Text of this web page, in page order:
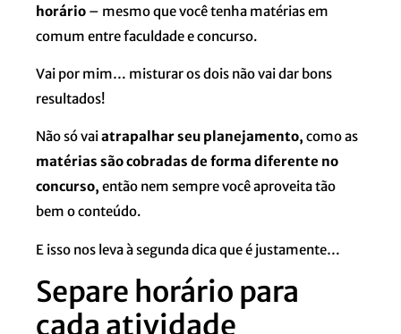
horário – mesmo que você tenha matérias em
comum entre faculdade e concurso.
Vai por mim… misturar os dois não vai dar bons
resultados!
Não só vaiatrapalhar seu planejamento, como as
matérias são cobradas de forma diferente no
concurso, então nem sempre você aproveita tão
bem o conteúdo.
E isso nos leva à segunda dica que é justamente…
Separe horário para
cada atividade